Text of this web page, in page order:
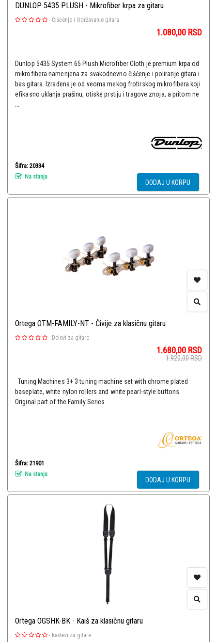
DUNLOP 5435 PLUSH - Mikrofiber krpa za gitaru
- Čišćenje i Održavanje gitara
1.080,00 RSD
Dunlop 5435 System 65 Plush Microfiber Cloth je premium krpa od
mikrofibera namenjena za svakodnevno čišćenje i poliranje gitara i
bas gitara. Izrađena je od veoma mekog frotirskog mikrofibera koji
efikasno uklanja prašinu, otiske prstiju i tragove znoja, a pritom ne
Šifra: 20334
Na stanju
DODAJ U KORPU
Ortega OTM-FAMILY-NT - Čivije za klasičnu gitaru
- Delovi za gitare
1.680,00 RSD
1.920,00RSD
Tuning Machines 3+ 3 tuning machine set with chrome plated
baseplate, white nylon rollers and white pearl-style buttons.
Original part of the Family Series.
Šifra: 21901
Na stanju
DODAJ U KORPU
Ortega OGSHK-BK - Kaiš za klasičnu gitaru
- Kaiševi za gitare